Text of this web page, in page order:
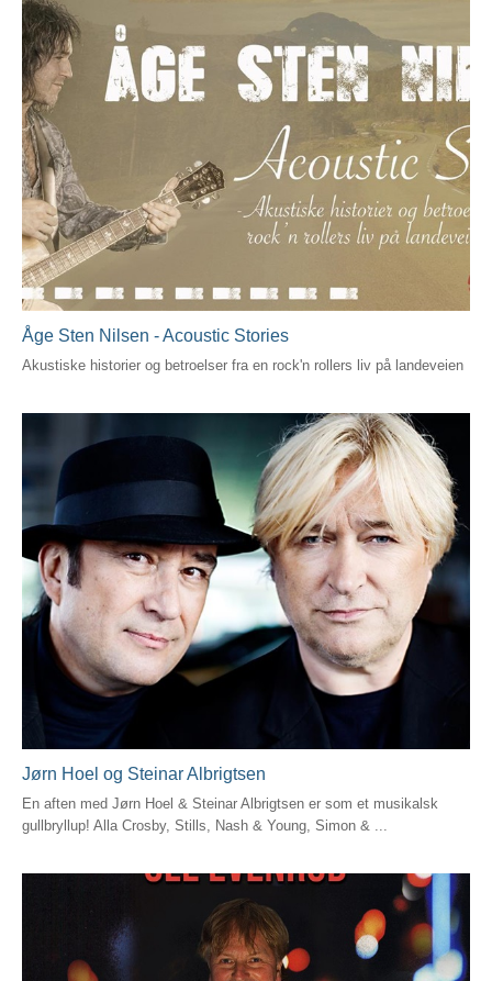
Åge Sten Nilsen - Acoustic Stories
Akustiske historier og betroelser fra en rock'n rollers liv på landeveien
Jørn Hoel og Steinar Albrigtsen
En aften med Jørn Hoel & Steinar Albrigtsen er som et musikalsk
gullbryllup! Alla Crosby, Stills, Nash & Young, Simon & ...